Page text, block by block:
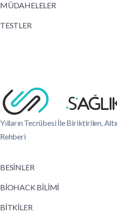
MÜDAHELELER
TESTLER
Yılların Tecrübesi İle Biriktirilen,
Rehberi
BESİNLER
BİOHACK BİLİMİ
BİTKİLER